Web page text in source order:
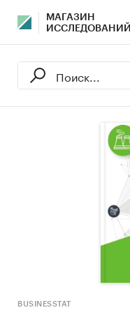
МАГАЗИН
ИССЛЕДОВАНИЙ
BUSINESSTAT